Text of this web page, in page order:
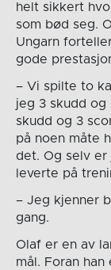
helt sikkert
som bød seg.
Ungarn
gode
– Vi spilte to
jeg 3 skudd og
skudd og 3
på noen måte
det. Og selv
leverte på
– Jeg kjenner
gang.
Olaf er en av
mål. Foran